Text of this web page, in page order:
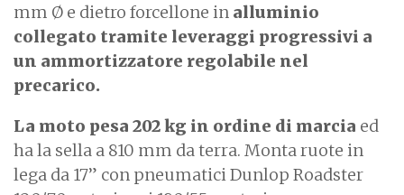
mm Ø e dietro forcellone in alluminio
collegato tramite leveraggi progressivi a
un ammortizzatore regolabile nel
precarico.
La moto pesa 202 kg in ordine di marcia ed
ha la sella a 810 mm da terra. Monta ruote in
lega da 17” con pneumatici Dunlop Roadster